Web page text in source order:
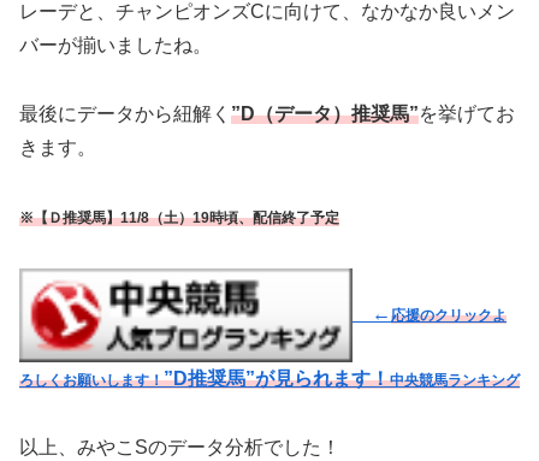
レーデと、チャンピオンズCに向けて、なかなか良いメン
バーが揃いましたね。
最後にデータから紐解く ”D（データ）推奨馬”を挙げてお
きます。
※【Ｄ推奨馬】11/8（土）19時頃、配信終了予定
← 応援のクリックよ
ろしくお願いします！”D推奨馬”が見られます！中央競馬ランキング
以上、みやこSのデータ分析でした！